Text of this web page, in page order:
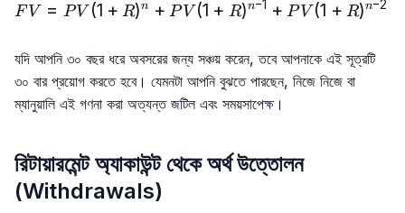
FV = PV (1 + R)^{n} +
F V = PV (1 + R)n + PV (1 + R)n−1 + P V (1 + R)n−2
যদি আপনি ৩০ বছর ধরে অবসরের জন্য সঞ্চয় করেন, তবে আপনাকে এই সূত্রটি
৩০ বার প্রয়োগ করতে হবে। যেমনটা আপনি বুঝতে পারছেন, নিজে নিজে বা
ম্যানুয়ালি এই গণনা করা অত্যন্ত জটিল এবং সময়সাপেক্ষ।
রিটায়ারমেন্ট অ্যাকাউন্ট থেকে অর্থ উত্তোলন
(Withdrawals)